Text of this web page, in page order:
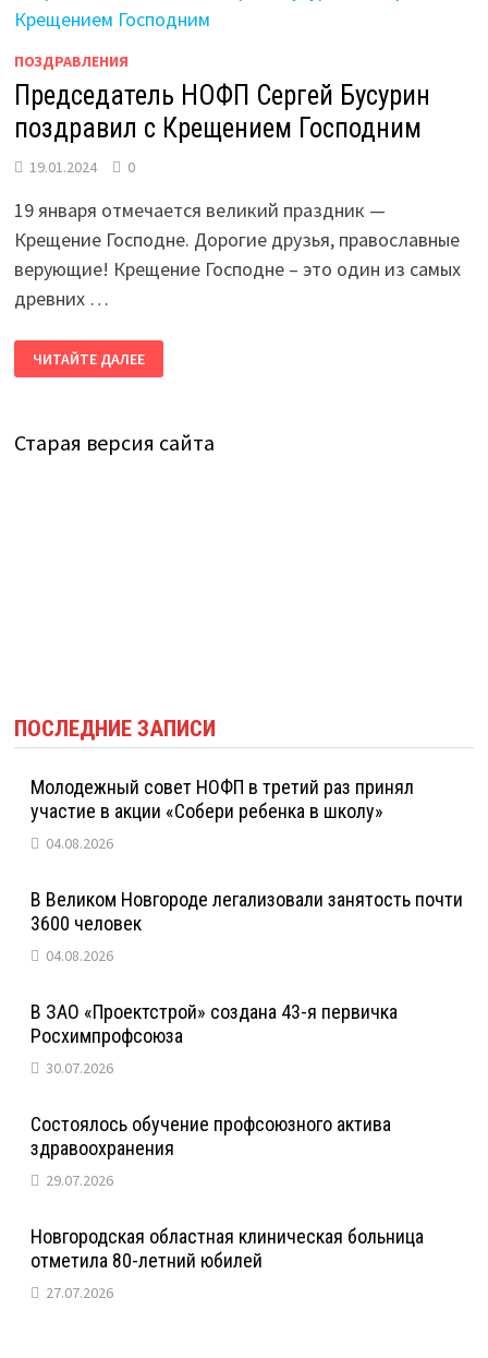
ПОЗДРАВЛЕНИЯ
Председатель НОФП Сергей Бусурин
поздравил с Крещением Господним
19.01.2024 0
19 января отмечается великий праздник —
Крещение Господне. Дорогие друзья, православные
верующие! Крещение Господне – это один из самых
древних …
ПРЕДСЕДАТЕЛЬ
НОФП
СЕРГЕЙ
КРЕЩЕНИЕМ
ГОСПОДНИМ
ЧИТАЙТЕ ДАЛЕЕ
Старая версия сайта
ПОСЛЕДНИЕ ЗАПИСИ
Молодежный совет НОФП в третий раз принял
участие в акции «Собери ребенка в школу»
04.08.2026
В Великом Новгороде легализовали занятость почти
3600 человек
04.08.2026
В ЗАО «Проектстрой» создана 43-я первичка
Росхимпрофсоюза
30.07.2026
Состоялось обучение профсоюзного актива
здравоохранения
29.07.2026
Новгородская областная клиническая больница
отметила 80-летний юбилей
27.07.2026